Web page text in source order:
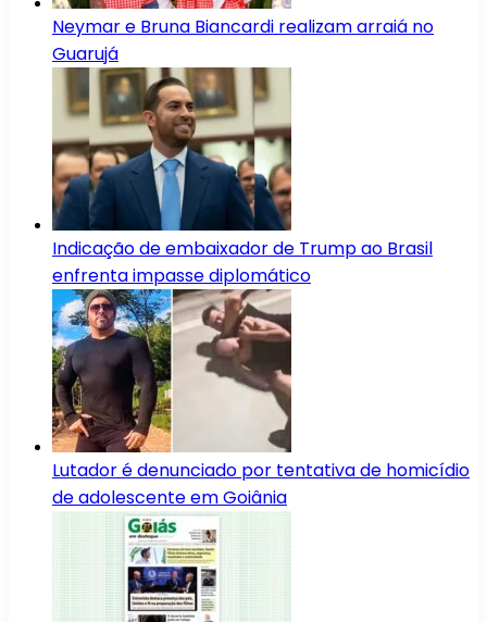
Neymar e Bruna Biancardi realizam arraiá no
Guarujá
Indicação de embaixador de Trump ao Brasil
enfrenta impasse diplomático
Lutador é denunciado por tentativa de homicídio
de adolescente em Goiânia